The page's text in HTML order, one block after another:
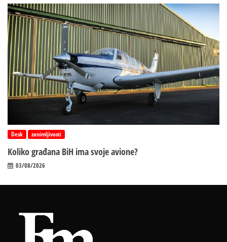
Desk zanimljivosti
Koliko građana BiH ima svoje avione?
03/08/2026